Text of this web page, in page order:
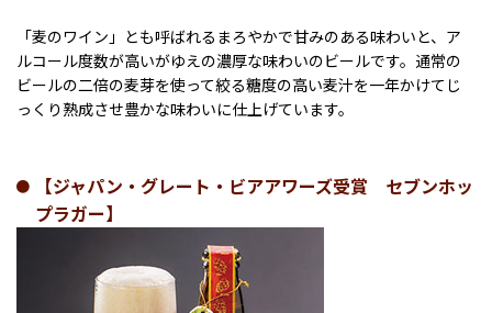
「麦のワイン」とも呼ばれるまろやかで甘みのある味わいと、ア
ルコール度数が高いがゆえの濃厚な味わいのビールです。通常の
ビールの二倍の麦芽を使って絞る糖度の高い麦汁を一年かけてじ
っくり熟成させ豊かな味わいに仕上げています。
【ジャパン・グレート・ビアアワーズ受賞 セブンホッ
プラガー】